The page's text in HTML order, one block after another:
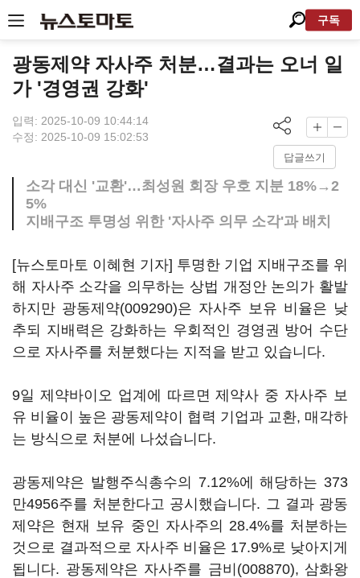
구독
광동제약 자사주 처분…결과는 오너 일
가 '경영권 강화'
입력: 2025-10-09 10:44:14
수정: 2025-10-09 15:02:53
답글쓰기
소각 대신 '교환'…최성원 회장 우호 지분 18%→2
5%
지배구조 투명성 위한 '자사주 의무 소각'과 배치
[뉴스토마토 이혜현 기자] 투명한 기업 지배구조를 위
해 자사주 소각을 의무하는 상법 개정안 논의가 활발
하지만 광동제약(009290)은 자사주 보유 비율은 낮
추되 지배력은 강화하는 우회적인 경영권 방어 수단
으로 자사주를 처분했다는 지적을 받고 있습니다.
9일 제약바이오 업계에 따르면 제약사 중 자사주 보
유 비율이 높은 광동제약이 협력 기업과 교환, 매각하
는 방식으로 처분에 나섰습니다.
광동제약은 발행주식총수의 7.12%에 해당하는 373
만4956주를 처분한다고 공시했습니다. 그 결과 광동
제약은 현재 보유 중인 자사주의 28.4%를 처분하는
것으로 결과적으로 자사주 비율은 17.9%로 낮아지게
됩니다. 광동제약은 자사주를 금비(008870), 삼화왕